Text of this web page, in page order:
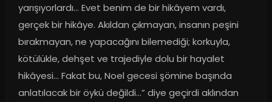
yarışıyorlardı… Evet benim de bir hikâyem vardı,
gerçek bir hikâye. Akıldan çıkmayan, insanın peşini
bırakmayan, ne yapacağını bilemediği; korkuyla,
kötülükle, dehşet ve trajediyle dolu bir hayalet
hikâyesi… Fakat bu, Noel gecesi şömine başında
anlatılacak bir öykü değildi…” diye geçirdi aklından